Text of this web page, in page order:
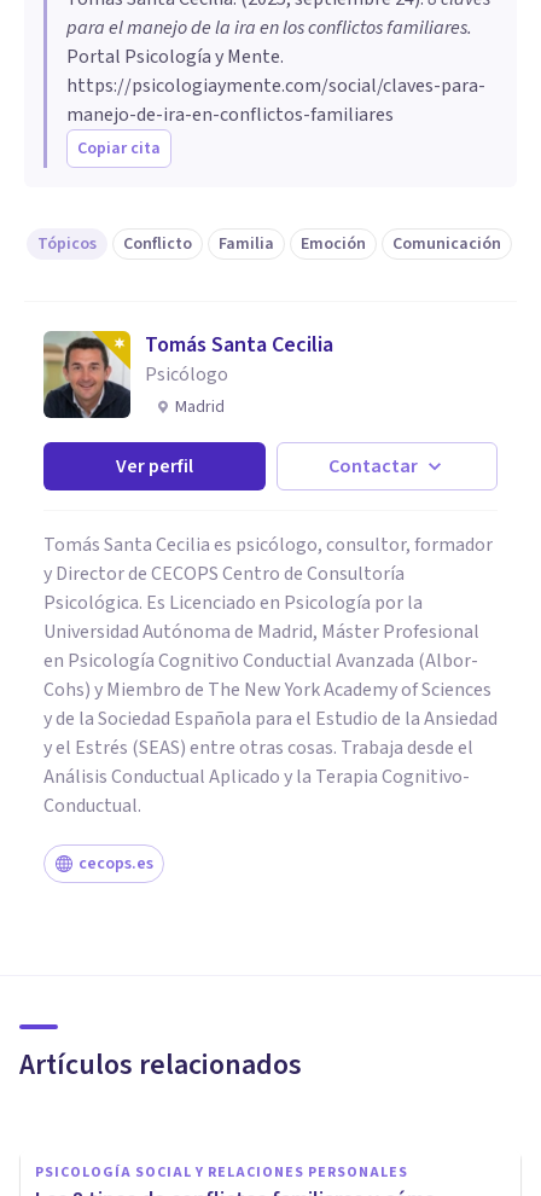
para el manejo de la ira en los conflictos familiares.
Portal Psicología y Mente.
https://psicologiaymente.com/social/claves-para-
manejo-de-ira-en-conflictos-familiares
Copiar cita
Tópicos Conflicto Familia Emoción Comunicación
Tomás Santa Cecilia
Psicólogo
Madrid
Ver perfil Contactar
Tomás Santa Cecilia es psicólogo, consultor, formador
y Director de CECOPS Centro de Consultoría
Psicológica. Es Licenciado en Psicología por la
Universidad Autónoma de Madrid, Máster Profesional
en Psicología Cognitivo Conductial Avanzada (Albor-
Cohs) y Miembro de The New York Academy of Sciences
y de la Sociedad Española para el Estudio de la Ansiedad
y el Estrés (SEAS) entre otras cosas. Trabaja desde el
Análisis Conductual Aplicado y la Terapia Cognitivo-
Conductual.
cecops.es
Artículos relacionados
conflicto con eficacia
PSICOLOGÍA SOCIAL Y RELACIONES PERSONALES